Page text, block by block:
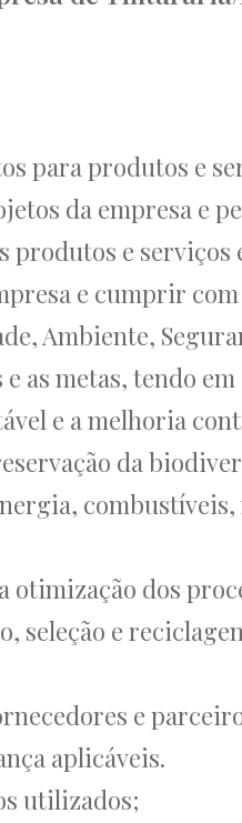
para produtos e
da empresa e
e serviços
e cumprir
Ambiente,
metas, tendo
e a melhoria
da
otimização dos
seleção e
e
aplicáveis.
utilizados;